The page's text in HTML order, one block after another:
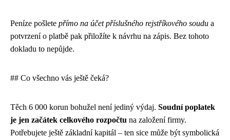
Peníze pošlete přímo na účet příslušného rejstříkového soudu a
potvrzení o platbě pak přiložíte k návrhu na zápis. Bez tohoto
dokladu to nepůjde.
## Co všechno vás ještě čeká?
Těch 6 000 korun bohužel není jediný výdaj. Soudní poplatek
je jen začátek celkového rozpočtu na založení firmy.
Potřebujete ještě základní kapitál – ten sice může být symbolická